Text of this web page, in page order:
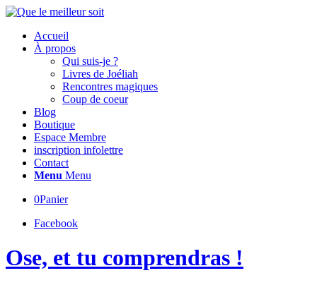
Accueil
À propos
Qui suis-je ?
Livres de Joéliah
Rencontres magiques
Coup de coeur
Blog
Boutique
Espace Membre
inscription infolettre
Contact
Menu Menu
0Panier
Facebook
Ose, et tu comprendras !